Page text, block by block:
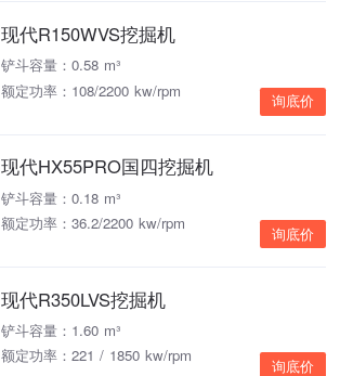
现代R150WVS挖掘机
铲斗容量：0.58 m³
额定功率：108/2200 kw/rpm
询底价
现代HX55PRO国四挖掘机
铲斗容量：0.18 m³
额定功率：36.2/2200 kw/rpm
询底价
现代R350LVS挖掘机
铲斗容量：1.60 m³
额定功率：221 / 1850 kw/rpm
询底价